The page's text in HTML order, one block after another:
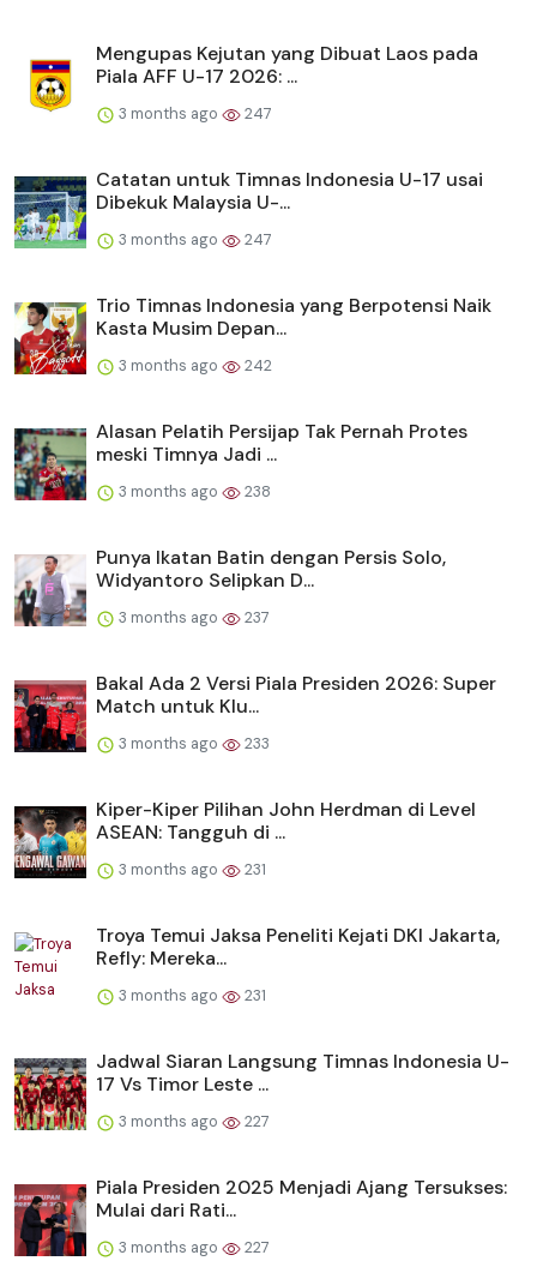
Mengupas Kejutan yang Dibuat Laos pada
Piala AFF U-17 2026: ...
3 months ago 247
Catatan untuk Timnas Indonesia U-17 usai
Dibekuk Malaysia U-...
3 months ago 247
Trio Timnas Indonesia yang Berpotensi Naik
Kasta Musim Depan...
3 months ago 242
Alasan Pelatih Persijap Tak Pernah Protes
meski Timnya Jadi ...
3 months ago 238
Punya Ikatan Batin dengan Persis Solo,
Widyantoro Selipkan D...
3 months ago 237
Bakal Ada 2 Versi Piala Presiden 2026: Super
Match untuk Klu...
3 months ago 233
Kiper-Kiper Pilihan John Herdman di Level
ASEAN: Tangguh di ...
3 months ago 231
Troya Temui Jaksa Peneliti Kejati DKI Jakarta,
Refly: Mereka...
3 months ago 231
Jadwal Siaran Langsung Timnas Indonesia U-
17 Vs Timor Leste ...
3 months ago 227
Piala Presiden 2025 Menjadi Ajang Tersukses:
Mulai dari Rati...
3 months ago 227